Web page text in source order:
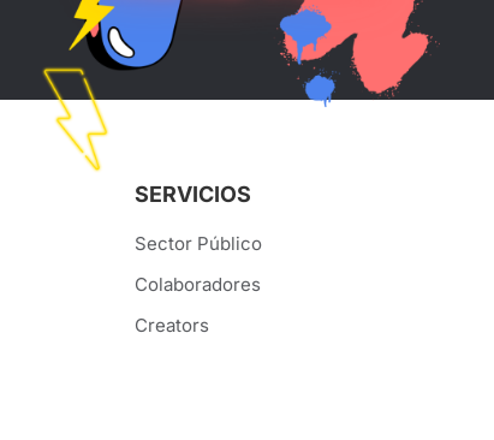
SERVICIOS
Sector Público
Colaboradores
Creators